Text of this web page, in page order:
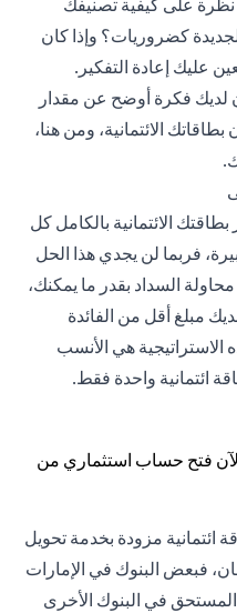
نظرة على كيفية تصنيفك
كضروريات؟ وإذا كان
عليك إعادة التفكير.
لديك فكرة أوضح عن مقدار
الائتمانية، ومن هنا،
الائتمانية بالكامل كل
فربما لن يجدي هذا الحل
السداد بقدر ما يمكنك،
مبلغ أقل من الفائدة
الاستراتيجية هي الأنسب
ائتمانية واحدة فقط.
مزودة بخدمة تحويل
فبعض البنوك في الإمارات
المستحق في البنوك الأخرى